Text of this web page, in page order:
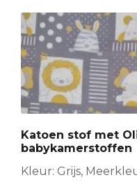
Katoen stof met
babykamerstoffen
Kleur: Grijs,